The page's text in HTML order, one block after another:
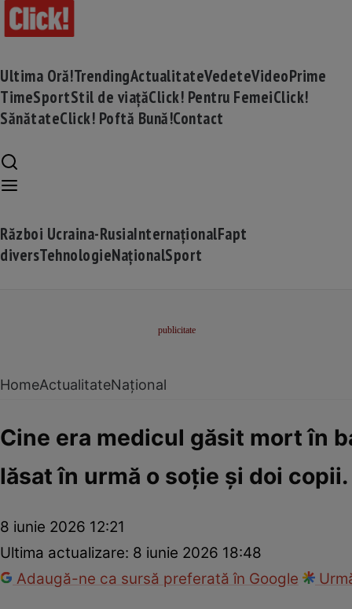
Ultima Oră!TrendingActualitateVedeteVideoPrime
TimeSportStil de viațăClick! Pentru FemeiClick!
SănătateClick! Poftă Bună!Contact
Război Ucraina-RusiaInternaționalFapt
diversTehnologieNaționalSport
HomeActualitateNațional
Cine era medicul găsit mort în
lăsat în urmă o soție și doi
8 iunie 2026 12:21
Ultima actualizare: 8 iunie 2026 18:48
Adaugă-ne ca sursă preferată în Google